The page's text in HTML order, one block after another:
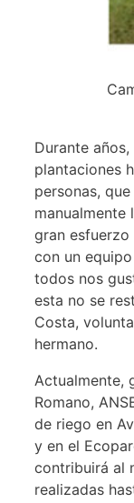
Durante
plantaciones
personas,
manualmente
gran esfuerzo
con un
todos nos
esta no se
Costa,
hermano.
Actualmente,
Romano,
de riego en
y en el
contribuirá al
realizadas